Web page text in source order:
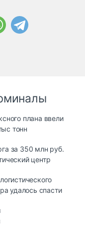
плана ввели
тонн
за 350 млн руб.
центр
удалось спасти